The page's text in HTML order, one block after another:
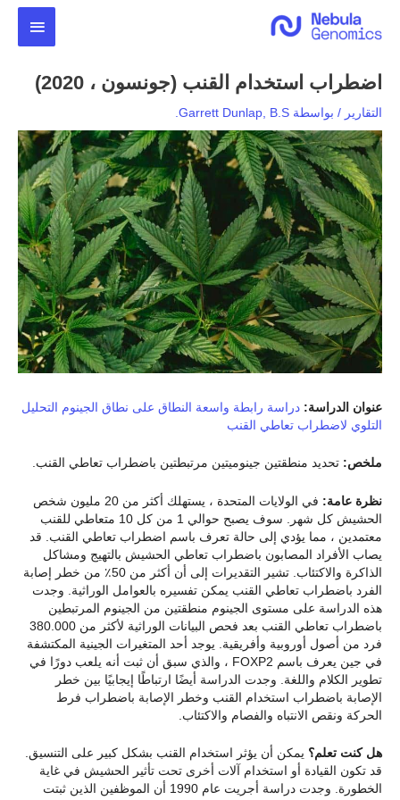
المحتوى
اضطراب استخدام القنب (جونسون ، 2020)
التقارير / بواسطة Garrett Dunlap, B.S.
عنوان الدراسة: دراسة رابطة واسعة النطاق على نطاق الجينوم التحليل
التلوي لاضطراب تعاطي القنب
ملخص: تحديد منطقتين جينوميتين مرتبطتين باضطراب تعاطي القنب.
نظرة عامة:
في الولايات المتحدة ، يستهلك أكثر من 20 مليون شخص
الحشيش كل شهر. سوف يصبح حوالي 1 من كل 10 متعاطي للقنب
معتمدين ، مما يؤدي إلى حالة تعرف باسم اضطراب تعاطي القنب. قد
يصاب الأفراد المصابون باضطراب تعاطي الحشيش بالتهيج ومشاكل
الذاكرة والاكتئاب. تشير التقديرات إلى أن أكثر من 50٪ من خطر إصابة
الفرد باضطراب تعاطي القنب يمكن تفسيره بالعوامل الوراثية. وجدت
هذه الدراسة على مستوى الجينوم منطقتين من الجينوم المرتبطين
باضطراب تعاطي القنب بعد فحص البيانات الوراثية لأكثر من 380.000
فرد من أصول أوروبية وأفريقية. يوجد أحد المتغيرات الجينية المكتشفة
في جين يعرف باسم FOXP2 ، والذي سبق أن ثبت أنه يلعب دورًا في
تطوير الكلام واللغة. وجدت الدراسة أيضًا ارتباطًا إيجابيًا بين خطر
الإصابة باضطراب استخدام القنب وخطر الإصابة باضطراب فرط
الحركة ونقص الانتباه والفصام والاكتئاب.
هل كنت تعلم؟ يمكن أن يؤثر استخدام القنب بشكل كبير على التنسيق.
قد تكون القيادة أو استخدام آلات أخرى تحت تأثير الحشيش في غاية
الخطورة. وجدت دراسة أجريت عام 1990 أن الموظفين الذين ثبتت